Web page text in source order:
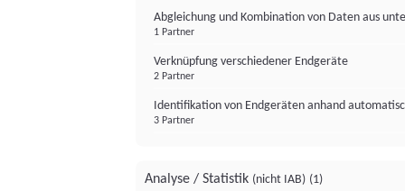
Abgleichung und Kombination von Daten aus
1 Partner
Verknüpfung verschiedener Endgeräte
2 Partner
Identifikation von Endgeräten anhand
3 Partner
Analyse / Statistik (nicht IAB) (1)